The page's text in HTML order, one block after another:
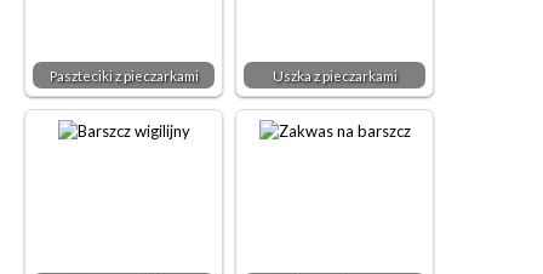
Paszteciki z pieczarkami Uszka z pieczarkami